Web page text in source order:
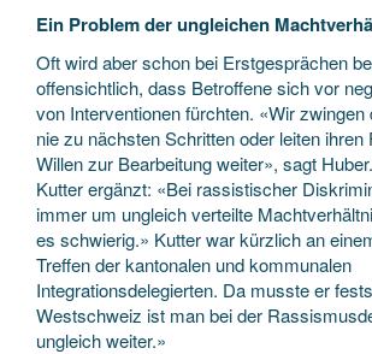
Ein Problem der ungleichen
Oft wird aber schon bei Erstgesprächen
offensichtlich, dass Betroffene sich vor
von Interventionen fürchten. «Wir zwingen
nie zu nächsten Schritten oder leiten ihren
Willen zur Bearbeitung weiter», sagt
Kutter ergänzt: «Bei rassistischer
immer um ungleich verteilte
es schwierig.» Kutter war kürzlich an
Treffen der kantonalen und kommunalen
Integrationsdelegierten. Da musste er
Westschweiz ist man bei der
ungleich weiter.»